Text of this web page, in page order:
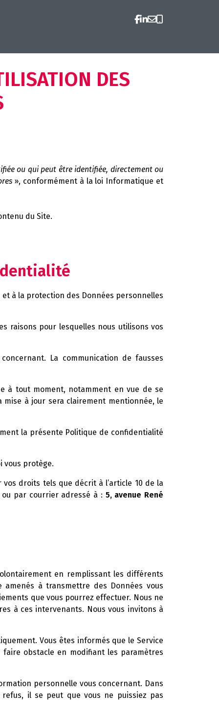
DES
ou qui peut être identifiée, directement ou
», conformément à la loi Informatique et
du Site.
à la protection des Données personnelles
raisons pour lesquelles nous utilisons vos
La communication de fausses
à tout moment, notamment en vue de se
à jour sera clairement mentionnée, le
la présente Politique de confidentialité
vous protège.
droits tels que décrit à l’article 10 de la
par courrier adressé à : 5, avenue René
en remplissant les différents
à transmettre des Données vous
que vous pourrez effectuer. Nous ne
à ces intervenants. Nous vous invitons à
Vous êtes informés que le Service
obstacle en modifiant les paramètres
personnelle vous concernant. Dans
il se peut que vous ne puissiez pas